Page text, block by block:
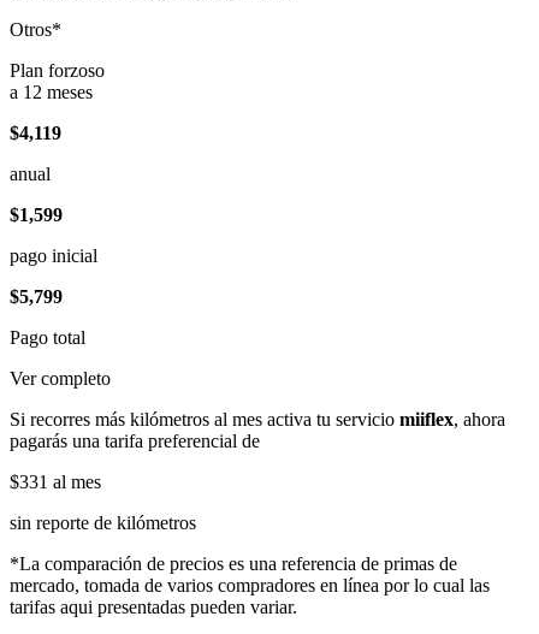
Otros*
Plan forzoso
a 12 meses
$4,119
anual
$1,599
pago inicial
$5,799
Pago total
Ver completo
Si recorres más kilómetros al mes activa tu servicio miiflex, ahora
pagarás una tarifa preferencial de
$331 al mes
sin reporte de kilómetros
*La comparación de precios es una referencia de primas de
mercado, tomada de varios compradores en línea por lo cual las
tarifas aqui presentadas pueden variar.